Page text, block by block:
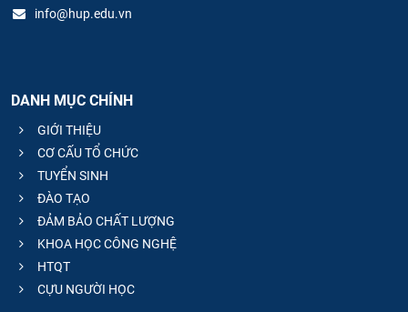
info@hup.edu.vn
DANH MỤC CHÍNH
GIỚI THIỆU
CƠ CẤU TỔ CHỨC
TUYỂN SINH
ĐÀO TẠO
ĐẢM BẢO CHẤT LƯỢNG
KHOA HỌC CÔNG NGHỆ
HTQT
CỰU NGƯỜI HỌC